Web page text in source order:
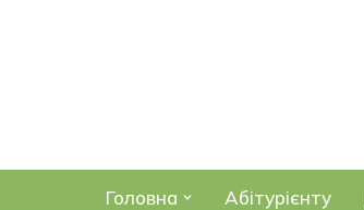
Головна Абітурієнту